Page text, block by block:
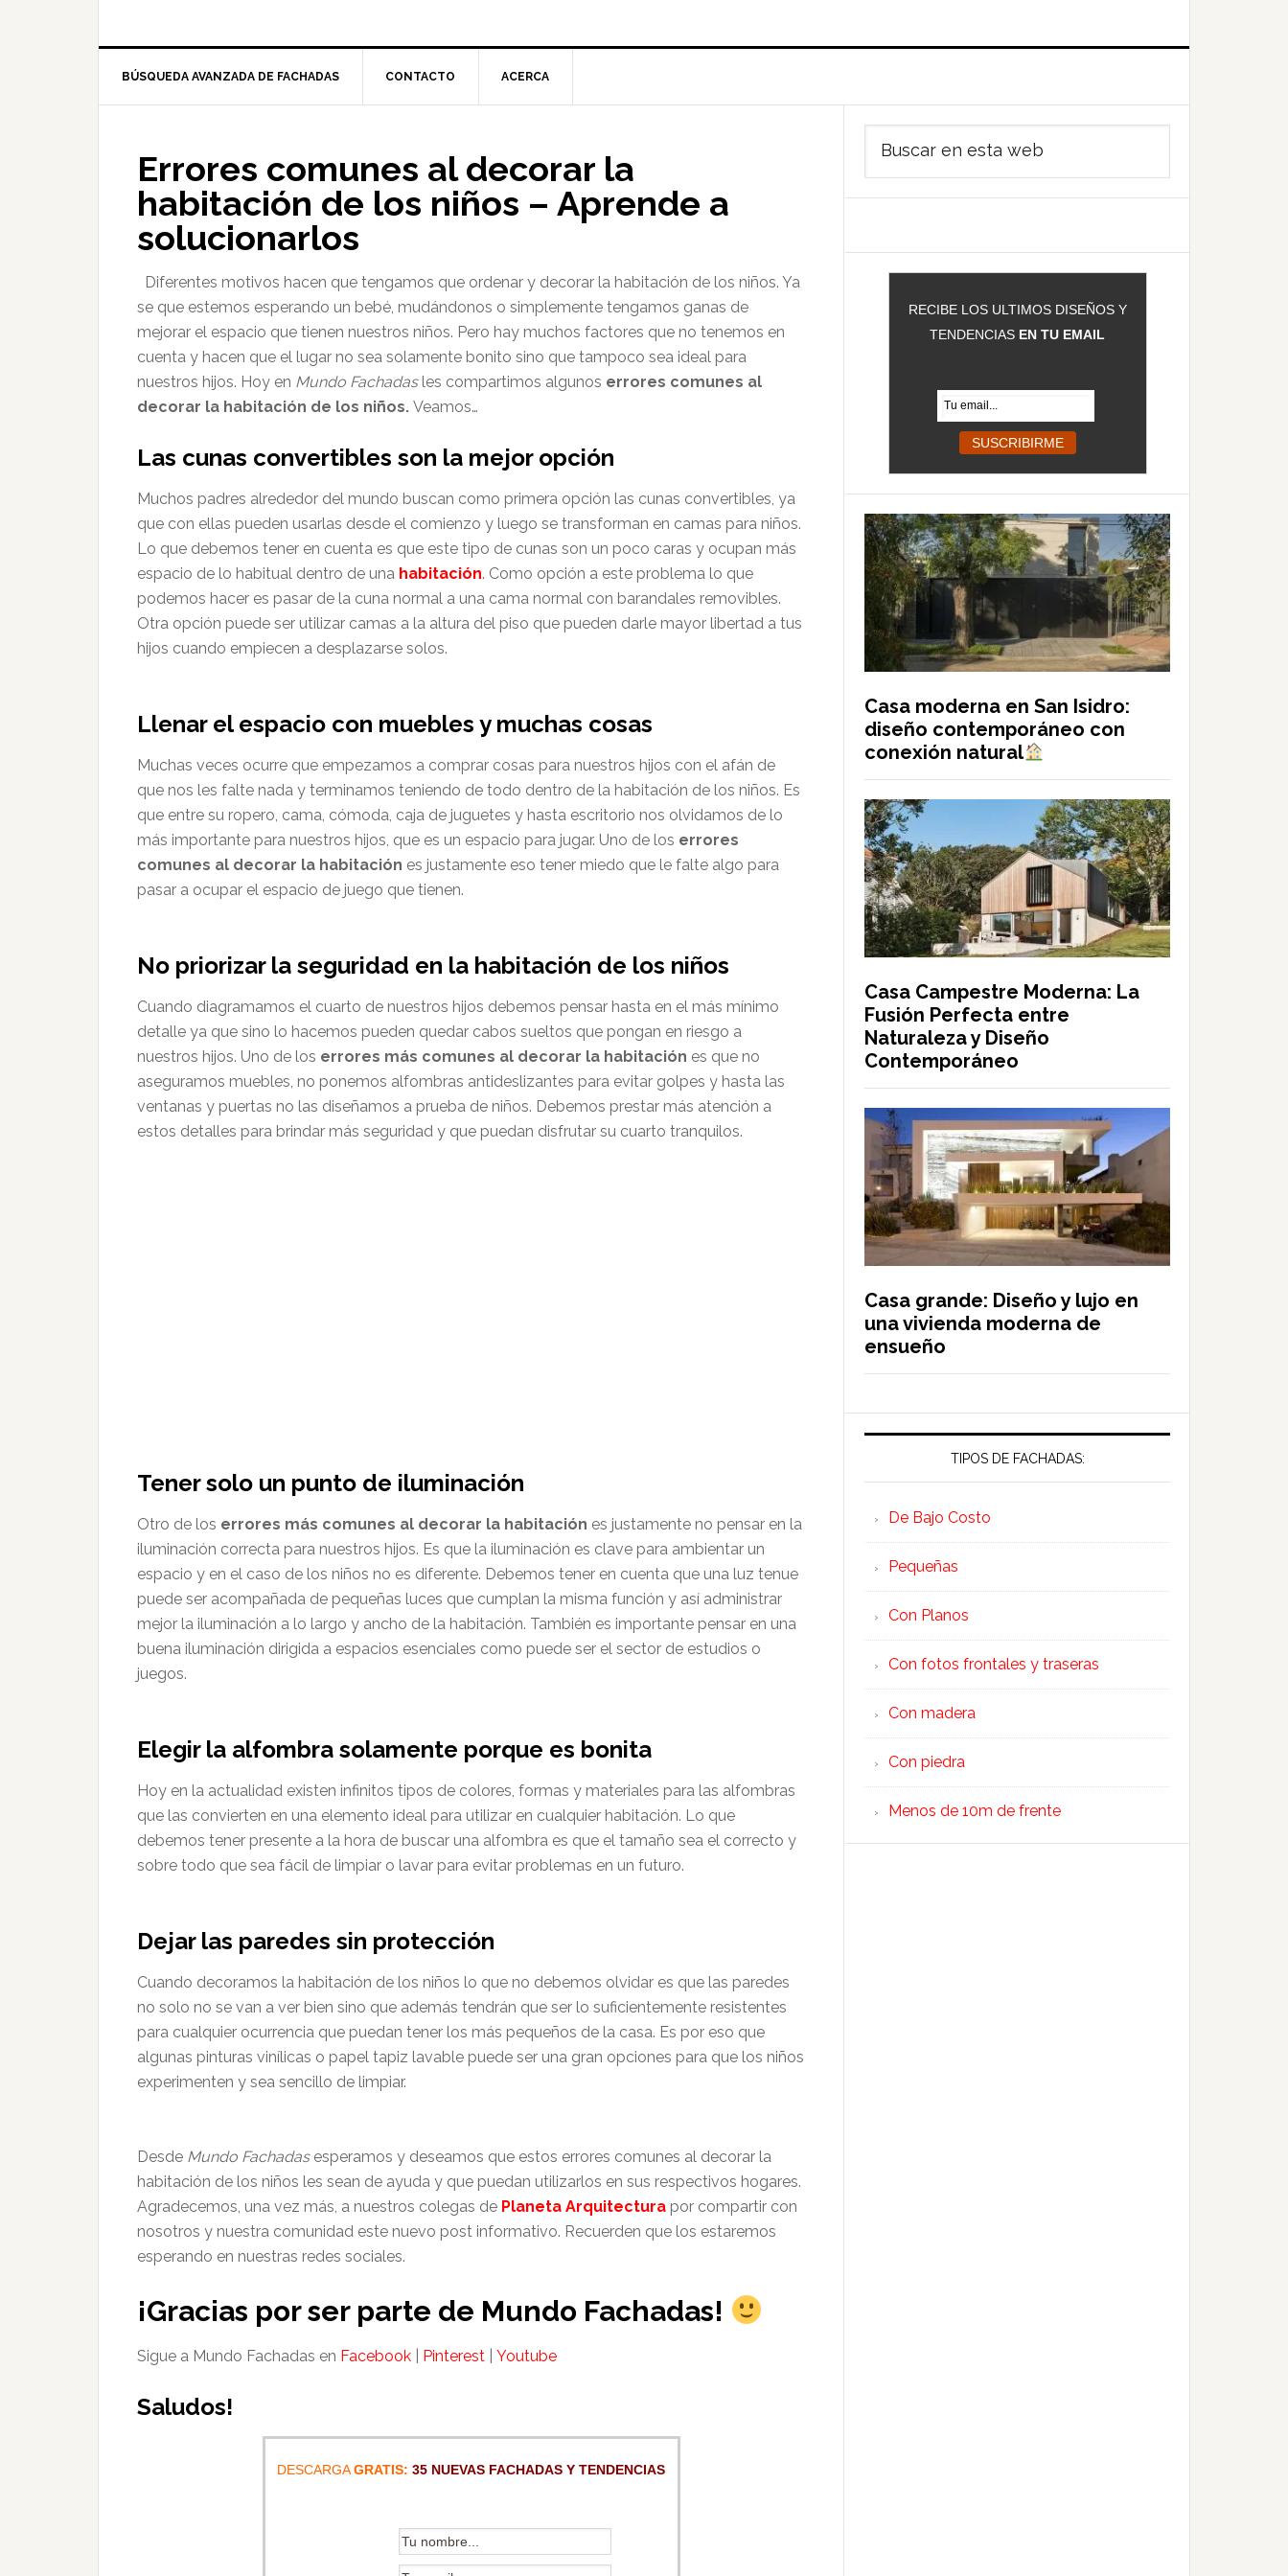
BÚSQUEDA AVANZADA DE FACHADAS CONTACTO ACERCA
Errores comunes al decorar la
habitación de los niños – Aprende a
solucionarlos
Diferentes motivos hacen que tengamos que ordenar y decorar la habitación de los niños. Ya
se que estemos esperando un bebé, mudándonos o simplemente tengamos ganas de
mejorar el espacio que tienen nuestros niños. Pero hay muchos factores que no tenemos en
cuenta y hacen que el lugar no sea solamente bonito sino que tampoco sea ideal para
nuestros hijos. Hoy en Mundo Fachadas les compartimos algunos errores comunes al
decorar la habitación de los niños. Veamos…
Las cunas convertibles son la mejor opción
Muchos padres alrededor del mundo buscan como primera opción las cunas convertibles, ya
que con ellas pueden usarlas desde el comienzo y luego se transforman en camas para niños.
Lo que debemos tener en cuenta es que este tipo de cunas son un poco caras y ocupan más
espacio de lo habitual dentro de una habitación. Como opción a este problema lo que
podemos hacer es pasar de la cuna normal a una cama normal con barandales removibles.
Otra opción puede ser utilizar camas a la altura del piso que pueden darle mayor libertad a tus
hijos cuando empiecen a desplazarse solos.
Llenar el espacio con muebles y muchas cosas
Muchas veces ocurre que empezamos a comprar cosas para nuestros hijos con el afán de
que nos les falte nada y terminamos teniendo de todo dentro de la habitación de los niños. Es
que entre su ropero, cama, cómoda, caja de juguetes y hasta escritorio nos olvidamos de lo
más importante para nuestros hijos, que es un espacio para jugar. Uno de los errores
comunes al decorar la habitación es justamente eso tener miedo que le falte algo para
pasar a ocupar el espacio de juego que tienen.
No priorizar la seguridad en la habitación de los niños
Cuando diagramamos el cuarto de nuestros hijos debemos pensar hasta en el más mínimo
detalle ya que sino lo hacemos pueden quedar cabos sueltos que pongan en riesgo a
nuestros hijos. Uno de los errores más comunes al decorar la habitación es que no
aseguramos muebles, no ponemos alfombras antideslizantes para evitar golpes y hasta las
ventanas y puertas no las diseñamos a prueba de niños. Debemos prestar más atención a
estos detalles para brindar más seguridad y que puedan disfrutar su cuarto tranquilos.
Tener solo un punto de iluminación
Otro de los errores más comunes al decorar la habitación es justamente no pensar en la
iluminación correcta para nuestros hijos. Es que la iluminación es clave para ambientar un
espacio y en el caso de los niños no es diferente. Debemos tener en cuenta que una luz tenue
puede ser acompañada de pequeñas luces que cumplan la misma función y así administrar
mejor la iluminación a lo largo y ancho de la habitación. También es importante pensar en una
buena iluminación dirigida a espacios esenciales como puede ser el sector de estudios o
juegos.
Elegir la alfombra solamente porque es bonita
Hoy en la actualidad existen infinitos tipos de colores, formas y materiales para las alfombras
que las convierten en una elemento ideal para utilizar en cualquier habitación. Lo que
debemos tener presente a la hora de buscar una alfombra es que el tamaño sea el correcto y
sobre todo que sea fácil de limpiar o lavar para evitar problemas en un futuro.
Dejar las paredes sin protección
Cuando decoramos la habitación de los niños lo que no debemos olvidar es que las paredes
no solo no se van a ver bien sino que además tendrán que ser lo suficientemente resistentes
para cualquier ocurrencia que puedan tener los más pequeños de la casa. Es por eso que
algunas pinturas vinílicas o papel tapiz lavable puede ser una gran opciones para que los niños
experimenten y sea sencillo de limpiar.
Desde Mundo Fachadasesperamos y deseamos que estos errores comunes al decorar la
habitación de los niños les sean de ayuda y que puedan utilizarlos en sus respectivos hogares.
Agradecemos, una vez más, a nuestros colegas de Planeta Arquitectura por compartir con
nosotros y nuestra comunidad este nuevo post informativo. Recuerden que los estaremos
esperando en nuestras redes sociales.
¡Gracias por ser parte de Mundo Fachadas!
Sigue a Mundo Fachadas en Facebook Pinterest Youtube
Saludos!
DESCARGAGRATIS: 35 NUEVAS FACHADAS Y TENDENCIAS
Barra
lateral
principal
RECIBE LOS ULTIMOS DISEÑOS Y
TENDENCIAS EN TU EMAIL
Casa moderna en San Isidro:
diseño contemporáneo con
conexión natural
Casa Campestre Moderna: La
Fusión Perfecta entre
Naturaleza y Diseño
Contemporáneo
Casa grande: Diseño y lujo en
una vivienda moderna de
ensueño
TIPOS DE FACHADAS:
De Bajo Costo
Pequeñas
Con Planos
Con fotos frontales y traseras
Con madera
Con piedra
Menos de 10m de frente